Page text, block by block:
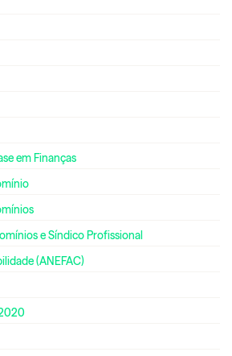
em Finanças
e Síndico Profissional
(ANEFAC)